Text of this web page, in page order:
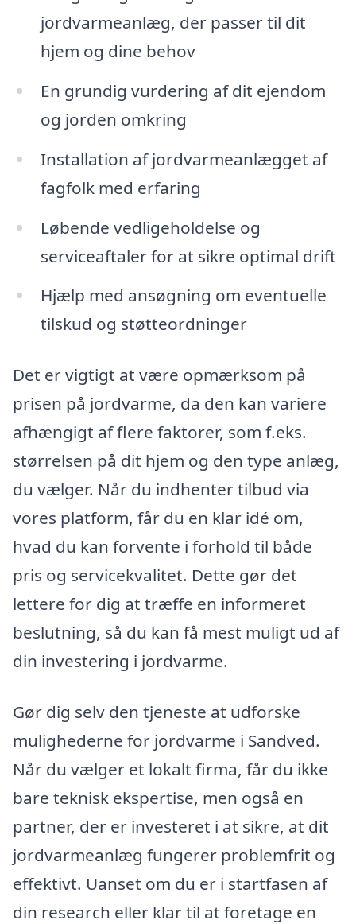
jordvarmeanlæg, der passer til dit
hjem og dine behov
En grundig vurdering af dit ejendom
og jorden omkring
Installation af jordvarmeanlægget af
fagfolk med erfaring
Løbende vedligeholdelse og
serviceaftaler for at sikre optimal drift
Hjælp med ansøgning om eventuelle
tilskud og støtteordninger
Det er vigtigt at være opmærksom på
prisen på jordvarme, da den kan variere
afhængigt af flere faktorer, som f.eks.
størrelsen på dit hjem og den type anlæg,
du vælger. Når du indhenter tilbud via
vores platform, får du en klar idé om,
hvad du kan forvente i forhold til både
pris og servicekvalitet. Dette gør det
lettere for dig at træffe en informeret
beslutning, så du kan få mest muligt ud af
din investering i jordvarme.
Gør dig selv den tjeneste at udforske
mulighederne for jordvarme i Sandved.
Når du vælger et lokalt firma, får du ikke
bare teknisk ekspertise, men også en
partner, der er investeret i at sikre, at dit
jordvarmeanlæg fungerer problemfrit og
effektivt. Uanset om du er i startfasen af
din research eller klar til at foretage en